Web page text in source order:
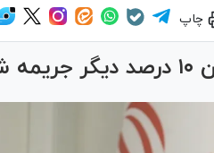
چاپ